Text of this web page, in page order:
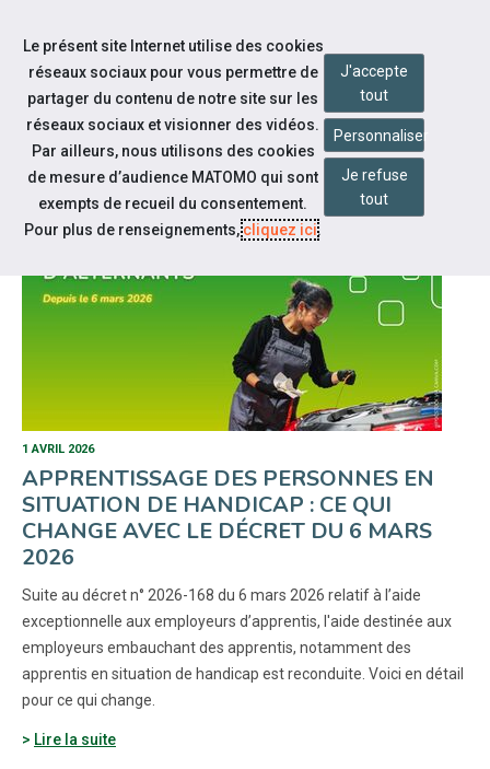
Aller au contenu
ACTUALITÉS
1 AVRIL 2026
APPRENTISSAGE DES PERSONNES EN
SITUATION DE HANDICAP : CE QUI
CHANGE AVEC LE DÉCRET DU 6 MARS
2026
Suite au décret n° 2026-168 du 6 mars 2026 relatif à l’aide
exceptionnelle aux employeurs d’apprentis, l'aide destinée aux
employeurs embauchant des apprentis, notamment des
apprentis en situation de handicap est reconduite. Voici en détail
pour ce qui change.
Lire la suite
Le présent site Internet utilise des cookies
réseaux sociaux pour vous permettre de
partager du contenu de notre site sur les
réseaux sociaux et visionner des vidéos.
Par ailleurs, nous utilisons des cookies
de mesure d’audience MATOMO qui sont
exempts de recueil du consentement.
Pour plus de renseignements,cliquez ici.
J'accepte
tout
Personnaliser
Je refuse
tout